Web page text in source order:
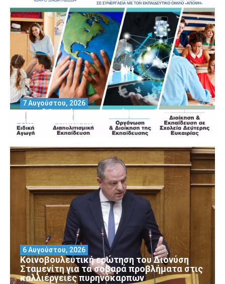
Μοριοδοτούμενα Σεμινάρια από το
Πανεπιστήμιο Πειραιά
7 Αυγούστου, 2026
Κοινοβουλευτική ερώτηση του Διονύση
Σταμενίτη για τα σοβαρά προβλήματα στις
καλλιέργειες πυρηνόκαρπων
6 Αυγούστου, 2026